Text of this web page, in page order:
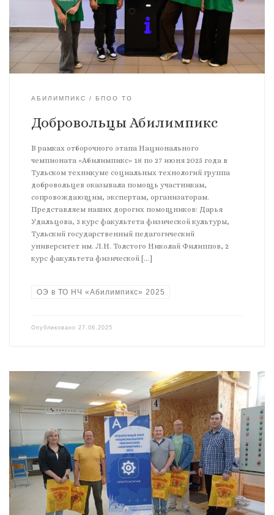
АБИЛИМПИКС БПОО ТО
Добровольцы Абилимпикс
В рамках отборочного этапа Национального
чемпионата «Абилимпикс» 18 по 27 июня 2025 года в
Тульском техникуме социальных технологий группа
добровольцев оказывала помощь участникам,
сопровождающим, экспертам, организаторам.
Представляем наших дорогих помощников: Дарья
Удальцова, 3 курс факультета физической культуры,
Тульский государственный педагогический
университет им. Л.Н. Толстого Николай Филиппов, 2
курс факультета физической […]
ОЭ в ТО НЧ «Абилимпикс» 2025
Опубликовано 27.06.2025